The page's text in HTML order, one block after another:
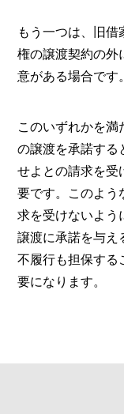
もう一つは、旧
権の譲渡契約の外
意がある場合です。
このいずれかを
の譲渡を承諾する
せよとの請求を受
要です。このよう
求を受けないよう
譲渡に承諾を与え
不履行も担保する
要になります。